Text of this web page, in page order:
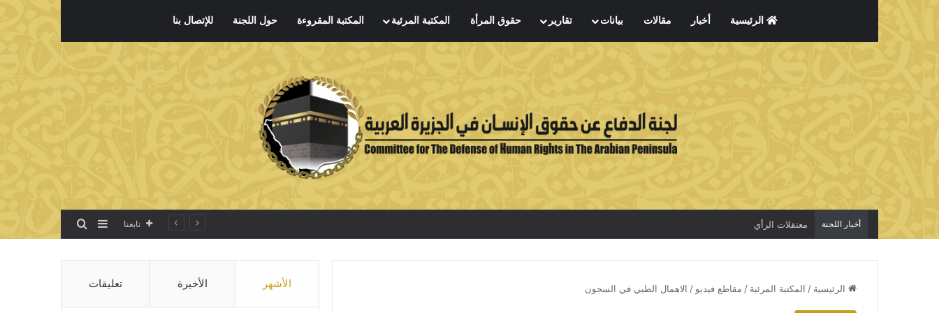
الرئيسية أخبار مقالات بيانات تقارير حقوق المرأة المكتبة المرئية المكتبة المقروءة حول اللجنة للإتصال بنا
أخبار اللجنة معتقلات الرأي تابعنا إضافة عمود جانبي
بحث عن
الرئيسية / المكتبة المرئية / مقاطع فيديو / الاهمال الطبي في السجون الأشهر الأخيرة تعليقات